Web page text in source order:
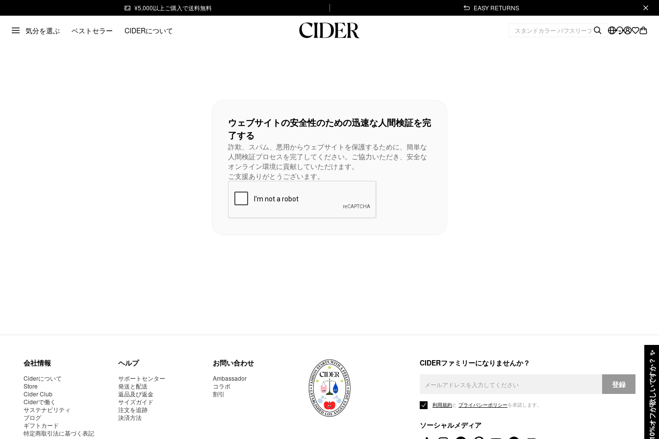
¥5,000以上ご購入で送料無料 EASY RETURNS
気分を選ぶ ベストセラー CIDERについて
10%オフが欲しいですか？
✨
ウェブサイトの安全性のための迅速な人間検証を完
了する
詐欺、スパム、悪用からウェブサイトを保護するために、簡単な
人間検証プロセスを完了してください。ご協力いただき、安全な
オンライン環境に貢献していただけます。
ご支援ありがとうございます。
会社情報
Ciderについて
Store
Cider Club
Ciderで働く
サステナビリティ
ブログ
ギフトカード
特定商取引法に基づく表記
ヘルプ
サポートセンター
発送と配送
返品及び返金
サイズガイド
注文を追跡
決済方法
お問い合わせ
Ambassador
コラボ
割引
CIDERファミリーになりませんか？
登録
利用規約と プライバシーポリシーを承諾します。
ソーシャルメディア